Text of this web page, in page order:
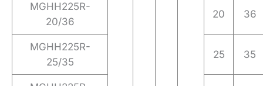
MGHH225R-
20/36
20 36
MGHH225R-
25/35
25 35